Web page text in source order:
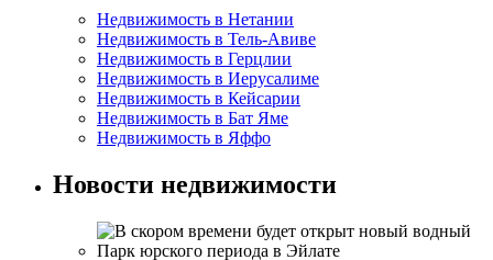
Недвижимость в Нетании
Недвижимость в Тель-Авиве
Недвижимость в Герцлии
Недвижимость в Иерусалиме
Недвижимость в Кейсарии
Недвижимость в Бат Яме
Недвижимость в Яффо
Новости недвижимости